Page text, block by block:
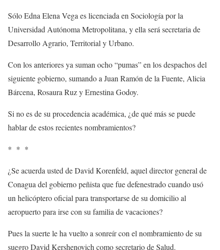
Sólo Edna Elena Vega es licenciada en Sociología por la
Universidad Autónoma Metropolitana, y ella será secretaria de
Desarrollo Agrario, Territorial y Urbano.
Con los anteriores ya suman ocho “pumas” en los despachos del
siguiente gobierno, sumando a Juan Ramón de la Fuente, Alicia
Bárcena, Rosaura Ruz y Ernestina Godoy.
Si no es de su procedencia académica, ¿de qué más se puede
hablar de estos recientes nombramientos?
* * *
¿Se acuerda usted de David Korenfeld, aquel director general de
Conagua del gobierno peñista que fue defenestrado cuando usó
un helicóptero oficial para transportarse de su domicilio al
aeropuerto para irse con su familia de vacaciones?
Pues la suerte le ha vuelto a sonreír con el nombramiento de su
suegro David Kershenovich como secretario de Salud.